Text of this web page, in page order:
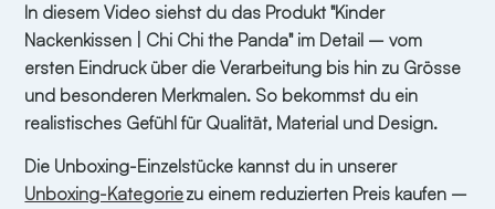
In diesem Video siehst du das Produkt "Kinder
Nackenkissen | Chi Chi the Panda" im Detail – vom
ersten Eindruck über die Verarbeitung bis hin zu Grösse
und besonderen Merkmalen. So bekommst du ein
realistisches Gefühl für Qualität, Material und Design.
Die Unboxing-Einzelstücke kannst du in unserer
Unboxing-Kategoriezu einem reduzierten Preis kaufen –